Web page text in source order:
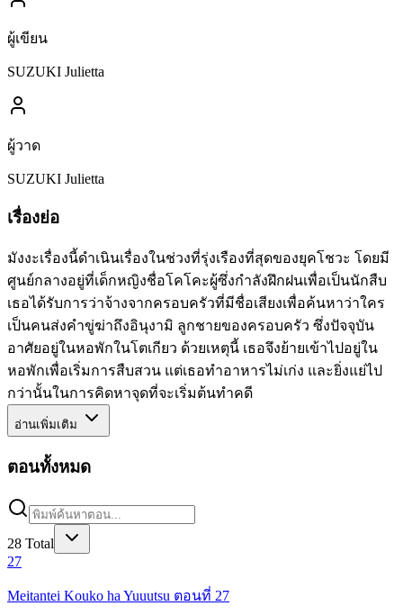
ผู้เขียน
SUZUKI Julietta
ผู้วาด
SUZUKI Julietta
เรื่องย่อ
มังงะเรื่องนี้ดำเนินเรื่องในช่วงที่รุ่งเรืองที่สุดของยุคโชวะ โดยมี
ศูนย์กลางอยู่ที่เด็กหญิงชื่อโคโคะผู้ซึ่งกำลังฝึกฝนเพื่อเป็นนักสืบ
เธอได้รับการว่าจ้างจากครอบครัวที่มีชื่อเสียงเพื่อค้นหาว่าใคร
เป็นคนส่งคำขู่ฆ่าถึงอินุงามิ ลูกชายของครอบครัว ซึ่งปัจจุบัน
อาศัยอยู่ในหอพักในโตเกียว ด้วยเหตุนี้ เธอจึงย้ายเข้าไปอยู่ใน
หอพักเพื่อเริ่มการสืบสวน แต่เธอทำอาหารไม่เก่ง และยิ่งแย่ไป
กว่านั้นในการคิดหาจุดที่จะเริ่มต้นทำคดี
อ่านเพิ่มเติม
ตอนทั้งหมด
28 Total
27
Meitantei Kouko ha Yuuutsu ตอนที่ 27